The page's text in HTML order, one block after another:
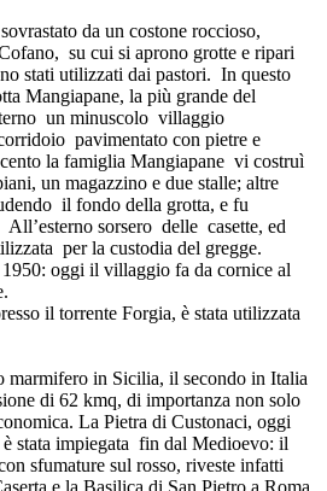
da un costone roccioso,
su cui si aprono grotte e ripari
stati utilizzati dai pastori. In questo
Mangiapane, la più grande del
un minuscolo villaggio
pavimentato con pietre e
la famiglia Mangiapane vi costruì
un magazzino e due stalle; altre
il fondo della grotta, e fu
sorsero delle casette, ed
per la custodia del gregge.
oggi il villaggio fa da cornice al
il torrente Forgia, è stata utilizzata
marmifero in Sicilia, il secondo in Italia
di 62 kmq, di importanza non solo
La Pietra di Custonaci, oggi
stata impiegata fin dal Medioevo: il
sfumature sul rosso, riveste infatti